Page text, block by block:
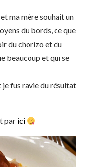
ma mère souhait un
du bords, ce que
du chorizo et du
beaucoup et qui se
je fus ravie du résultat
par ici